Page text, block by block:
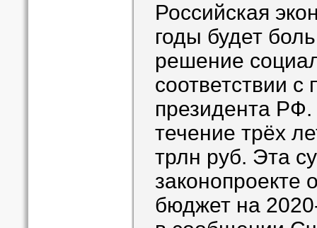
Российская
годы будет
решение
соответствии с
президента
течение трёх
трлн руб. Эта
законопроекте
бюджет на